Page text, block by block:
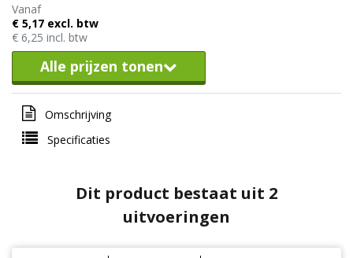
Vanaf
€ 5,17 excl. btw
€ 6,25 incl. btw
Alle prijzen tonen
Omschrijving
Specificaties
Dit product bestaat uit 2
uitvoeringen